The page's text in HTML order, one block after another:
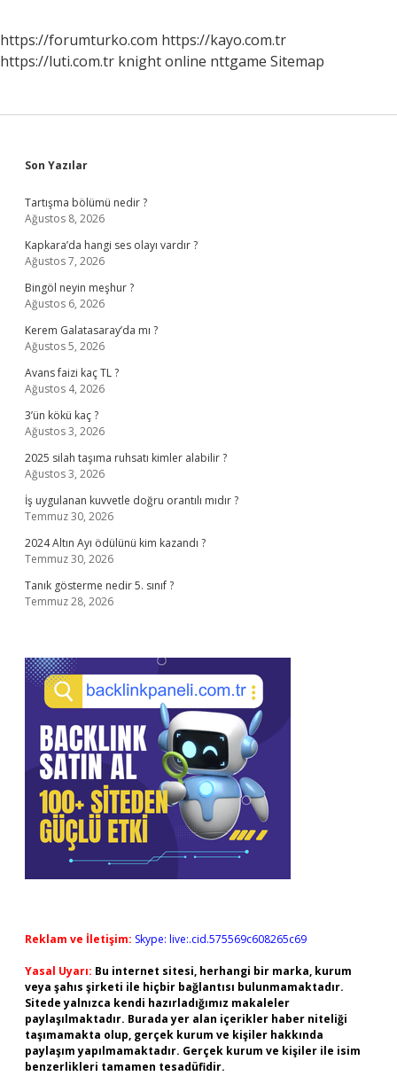
https://forumturko.com https://kayo.com.tr
https://luti.com.tr knight online nttgame Sitemap
Sidebar
Son Yazılar
Tartışma bölümü nedir ?
Ağustos 8, 2026
Kapkara’da hangi ses olayı vardır ?
Ağustos 7, 2026
Bingöl neyin meşhur ?
Ağustos 6, 2026
Kerem Galatasaray’da mı ?
Ağustos 5, 2026
Avans faizi kaç TL ?
Ağustos 4, 2026
3’ün kökü kaç ?
Ağustos 3, 2026
2025 silah taşıma ruhsatı kimler alabilir ?
Ağustos 3, 2026
İş uygulanan kuvvetle doğru orantılı mıdır ?
Temmuz 30, 2026
2024 Altın Ayı ödülünü kim kazandı ?
Temmuz 30, 2026
Tanık gösterme nedir 5. sınıf ?
Temmuz 28, 2026
Reklam ve İletişim: Skype: live:.cid.575569c608265c69
Yasal Uyarı: Bu internet sitesi, herhangi bir marka, kurum
veya şahıs şirketi ile hiçbir bağlantısı bulunmamaktadır.
Sitede yalnızca kendi hazırladığımız makaleler
paylaşılmaktadır. Burada yer alan içerikler haber niteliği
taşımamakta olup, gerçek kurum ve kişiler hakkında
paylaşım yapılmamaktadır. Gerçek kurum ve kişiler ile isim
benzerlikleri tamamen tesadüfidir.